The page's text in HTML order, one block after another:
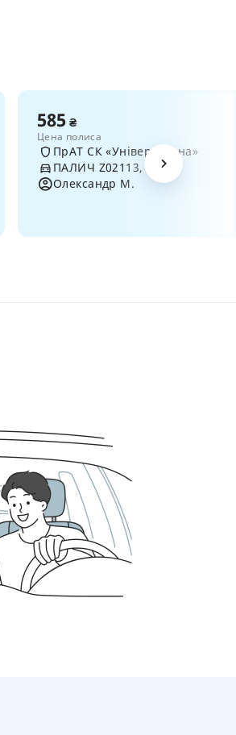
585 ₴
Цена полиса
ПрАТ СК «Універсальна»
ПАЛИЧ Z02113, 2022
Олександр М.